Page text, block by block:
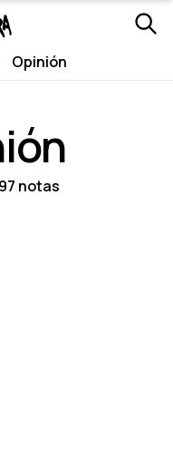
Opinión
notas